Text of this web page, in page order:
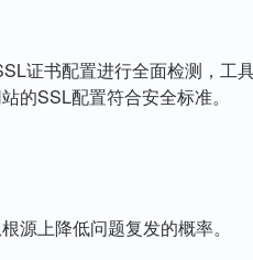
证书配置进行全面检测，
的SSL配置符合安全标准。
源上降低问题复发的概率。